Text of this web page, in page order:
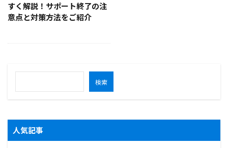
すく解説！サポート終了の注
意点と対策方法をご紹介
検索
人気記事